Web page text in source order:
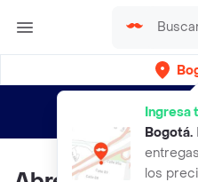
Ingresa
Bogotá.
los
envíos gratis